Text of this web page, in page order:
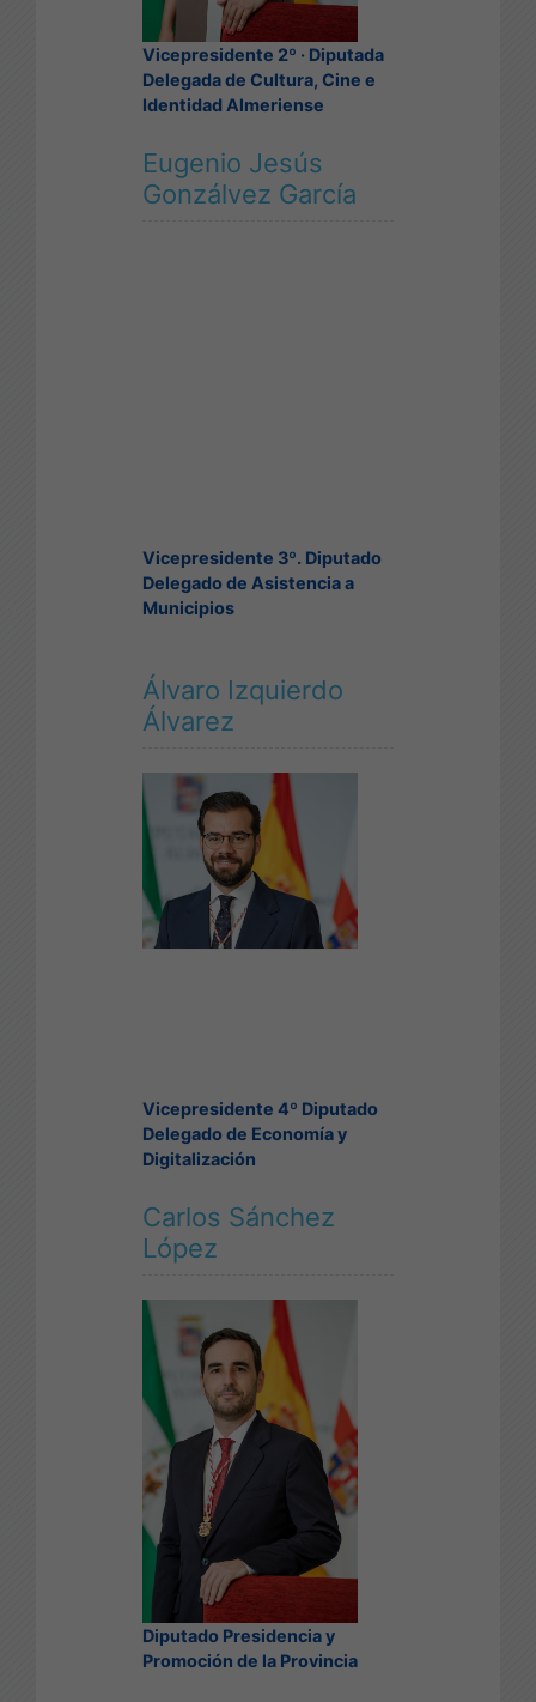
Vicepresidente 2º · Diputada
Delegada de Cultura, Cine e
Identidad Almeriense
Eugenio Jesús
Gonzálvez García
Vicepresidente 3º. Diputado
Delegado de Asistencia a
Álvaro Izquierdo
Álvarez
Vicepresidente 4º Diputado
Delegado de Economía y
Digitalización
Carlos Sánchez
López
Diputado Presidencia y
Promoción de la Provincia